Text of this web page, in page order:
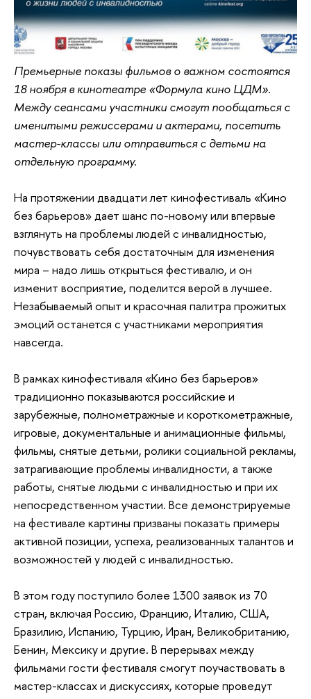
Премьерные показы фильмов о важном состоятся
18 ноября в кинотеатре «Формула кино ЦДМ».
Между сеансами участники смогут пообщаться с
именитыми режиссерами и актерами, посетить
мастер-классы или отправиться с детьми на
отдельную программу.
На протяжении двадцати лет кинофестиваль «Кино
без барьеров» дает шанс по-новому или впервые
взглянуть на проблемы людей с инвалидностью,
почувствовать себя достаточным для изменения
мира – надо лишь открыться фестивалю, и он
изменит восприятие, поделится верой в лучшее.
Незабываемый опыт и красочная палитра прожитых
эмоций останется с участниками мероприятия
навсегда.
В рамках кинофестиваля «Кино без барьеров»
традиционно показываются российские и
зарубежные, полнометражные и короткометражные,
игровые, документальные и анимационные фильмы,
фильмы, снятые детьми, ролики социальной рекламы,
затрагивающие проблемы инвалидности, а также
работы, снятые людьми с инвалидностью и при их
непосредственном участии. Все демонстрируемые
на фестивале картины призваны показать примеры
активной позиции, успеха, реализованных талантов и
возможностей у людей с инвалидностью.
В этом году поступило более 1300 заявок из 70
стран, включая Россию, Францию, Италию, США,
Бразилию, Испанию, Турцию, Иран, Великобританию,
Бенин, Мексику и другие. В перерывах между
фильмами гости фестиваля смогут поучаствовать в
мастер-классах и дискуссиях, которые проведут